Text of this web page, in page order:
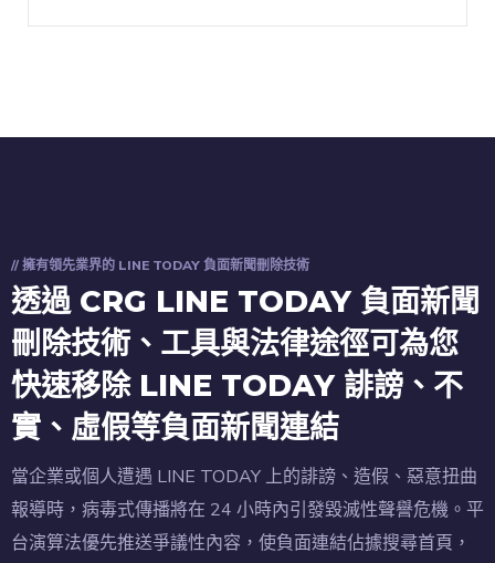
// 擁有領先業界的 LINE TODAY 負面新聞刪除技術
透過 CRG LINE TODAY 負面新聞
刪除技術、工具與法律途徑可為您
快速移除 LINE TODAY 誹謗、不
實、虛假等負面新聞連結
當企業或個人遭遇 LINE TODAY 上的誹謗、造假、惡意扭曲
報導時，病毒式傳播將在 24 小時內引發毀滅性聲譽危機。平
台演算法優先推送爭議性內容，使負面連結佔據搜尋首頁，